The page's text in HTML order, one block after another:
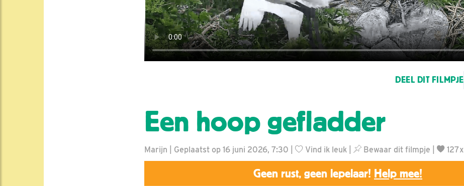
DEEL DIT FILMPJE
Een hoop gefladder
Marijn | Geplaatst op 16 juni 2026, 7:30 | Vind ik leuk Bewaar dit filmpje 127x
Geen rust, geen lepelaar! Help mee!